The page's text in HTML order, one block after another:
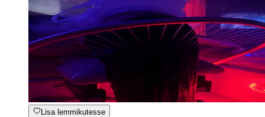
Lisa lemmikutesse